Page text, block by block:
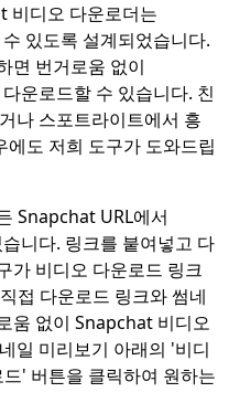
비디오 다운로더는
있도록 설계되었습니다.
면 번거로움 없이
운로드할 수 있습니다. 친
나 스포트라이트에서 흥
도 저희 도구가 도와드립
Snapchat URL에서
니다. 링크를 붙여넣고 다
가 비디오 다운로드 링크
접 다운로드 링크와 썸네
움 없이 Snapchat 비디오
일 미리보기 아래의 '비디
' 버튼을 클릭하여 원하는